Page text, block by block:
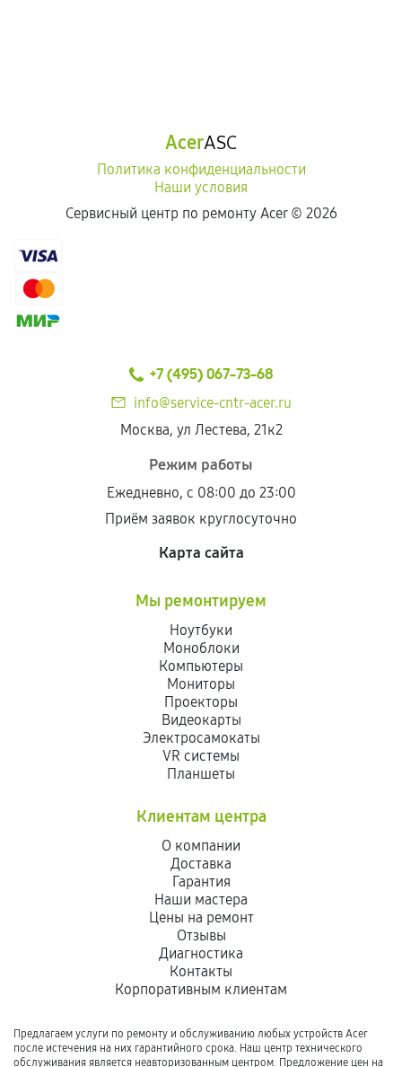
AcerASC
Политика конфиденциальности
Наши условия
Сервисный центр по ремонту Acer © 2026
+7 (495) 067-73-68
info@service-cntr-acer.ru
Москва, ул Лестева, 21к2
Режим работы
Ежедневно, с 08:00 до 23:00
Приём заявок круглосуточно
Карта сайта
Мы ремонтируем
Ноутбуки
Моноблоки
Компьютеры
Мониторы
Проекторы
Видеокарты
Электросамокаты
VR системы
Планшеты
Клиентам центра
О компании
Доставка
Гарантия
Наши мастера
Цены на ремонт
Отзывы
Диагностика
Контакты
Корпоративным клиентам
Предлагаем услуги по ремонту и обслуживанию любых устройств Acer
после истечения на них гарантийного срока. Наш центр технического
обслуживания является неавторизованным центром. Предложение цен на